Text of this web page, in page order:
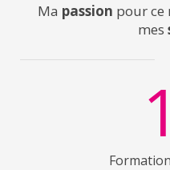
NewsMa passion pour ce
mes